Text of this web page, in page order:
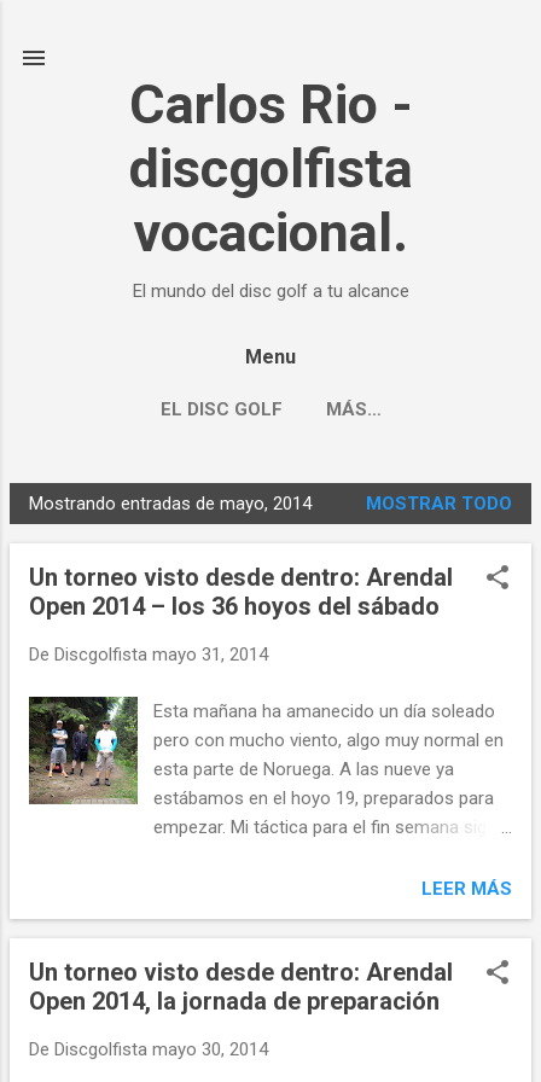
Carlos Rio -
discgolfista
vocacional.
El mundo del disc golf a tu alcance
Menu
EL DISC GOLF MÁS…
E
n
Mostrando entradas de mayo, 2014 MOSTRAR TODO
Un torneo visto desde dentro: Arendal
Open 2014 – los 36 hoyos del sábado
De Discgolfista mayo 31, 2014
Esta mañana ha amanecido un día soleado
pero con mucho viento, algo muy normal en
esta parte de Noruega. A las nueve ya
estábamos en el hoyo 19, preparados para
empezar. Mi táctica para el fin semana sigue
probar mis derechas y competición y en
juego. He decidido probar nuevos
lanzamientos también en los tres hoyos de
alto riesgo del campo, las tres islas: el uno,
riesgo claro de OB, y puedo jugarlos de
LEER MÁS
Un torneo visto desde dentro: Arendal
Open 2014, la jornada de preparación
De Discgolfista mayo 30, 2014